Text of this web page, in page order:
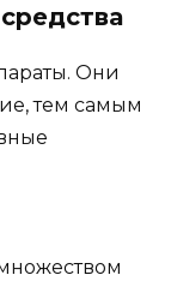
Они
тем самым